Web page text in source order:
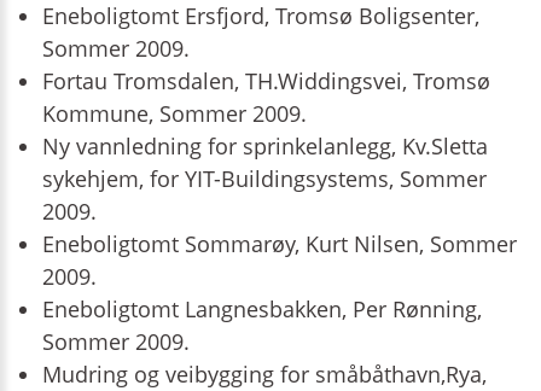
Eneboligtomt Ersfjord, Tromsø Boligsenter,
Sommer 2009.
Fortau Tromsdalen, TH.Widdingsvei, Tromsø
Kommune, Sommer 2009.
Ny vannledning for sprinkelanlegg, Kv.Sletta
sykehjem, for YIT-Buildingsystems, Sommer
2009.
Eneboligtomt Sommarøy, Kurt Nilsen, Sommer
2009.
Eneboligtomt Langnesbakken, Per Rønning,
Sommer 2009.
Mudring og veibygging for småbåthavn,Rya,